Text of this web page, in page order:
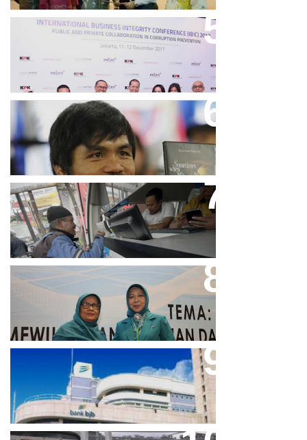
Keren, Bank BJB Kantongi
Puluhan Penghargaan Sepanjang
2017
Dicibir Di Medsos, Manny
Pacquiao Tegaskan Pendirian
Tolak LGBT
Bjb T Samsat Manjakan Nasabah
Dalam Bayar Pajak Kendaraan
Perpres No.99/2017 Bisa Jadi
Acuan Semangat Pengabdian
Aher Minta Pemerintah Pusat
Masukan Kembali BJB Sebagai
Penyalur KUR